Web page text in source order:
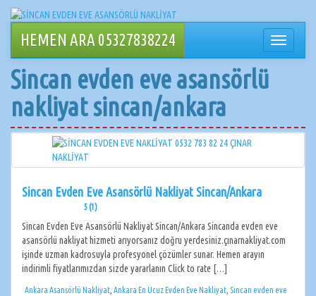
İçeriğe
geçin
HEMEN ARA 05327838224
değiştir
Sincan evden eve asansörlü
nakliyat sincan/ankara
Sincan Evden Eve Asansörlü Nakliyat Sincan/Ankara
5 (1)
Sincan Evden Eve Asansörlü Nakliyat Sincan/Ankara Sincanda evden eve
asansörlü nakliyat hizmeti arıyorsanız doğru yerdesiniz.çınarnakliyat.com
işinde uzman kadrosuyla profesyonel çözümler sunar. Hemen arayın
indirimli fiyatlarımızdan sizde yararlanın Click to rate […]
Ankara Asansörlü Nakliyat Ankara En Ucuz Evden Eve Nakliyat Sincan evden eve